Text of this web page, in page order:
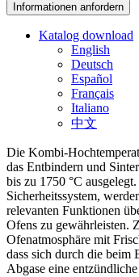
Informationen anfordern
Katalog download
English
Deutsch
Español
Français
Italiano
中文
Die Kombi-
das Entbindern und
bis zu 1750 °C
Sicherheitssystem,
relevanten Funktionen
Ofens zu gewährleisten.
Ofenatmosphäre mit
dass sich durch die beim
Abgase eine